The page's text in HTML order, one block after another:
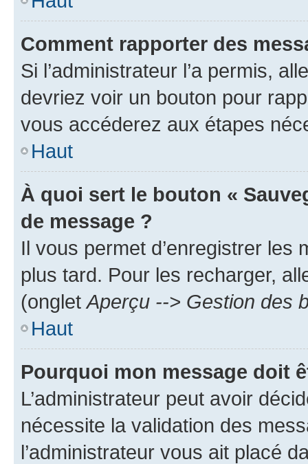
Comment rapporter des
Si l’administrateur l’a permis,
devriez voir un bouton pour
vous accéderez aux étapes
Haut
À quoi sert le bouton «
de message ?
Il vous permet d’enregistrer
plus tard. Pour les recharger,
(ongletAperçu --> Gestion des
Haut
Pourquoi mon message doit
L’administrateur peut avoir
nécessite la validation des
l’administrateur vous ait placé